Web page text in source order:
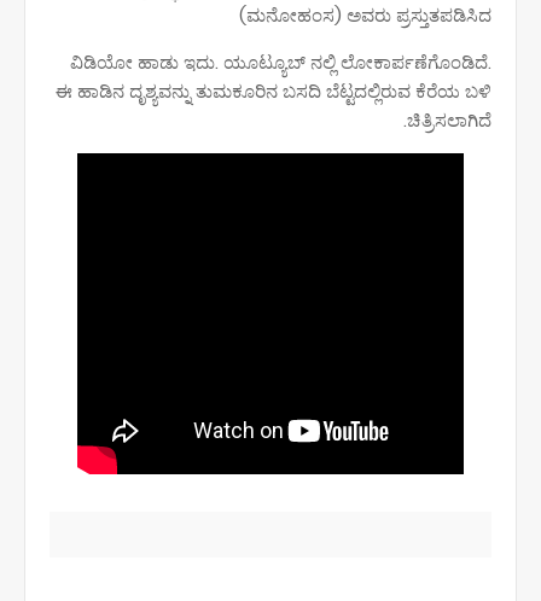
(ಮನೋಹಂಸ) ಅವರು ಪ್ರಸ್ತುತಪಡಿಸಿದ
ವಿಡಿಯೋ ಹಾಡು ಇದು. ಯೂಟ್ಯೂಬ್ ನಲ್ಲಿ ಲೋಕಾರ್ಪಣೆಗೊಂಡಿದೆ.
ಈ ಹಾಡಿನ ದೃಶ್ಯವನ್ನು ತುಮಕೂರಿನ ಬಸದಿ ಬೆಟ್ಟದಲ್ಲಿರುವ ಕೆರೆಯ ಬಳಿ
ಚಿತ್ರಿಸಲಾಗಿದೆ.